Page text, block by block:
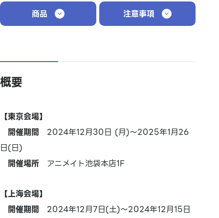
商品
注意事項
概要
【東京会場】
開催期間 2024年12月30日 (月)～2025年1月26
日(日)
開催場所 アニメイト池袋本店1F
【上海会場】
開催期間 2024年12月7日(土)～2024年12月15日